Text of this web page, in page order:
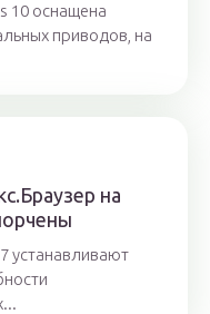
10 оснащена
приводов, на
на
устанавливают